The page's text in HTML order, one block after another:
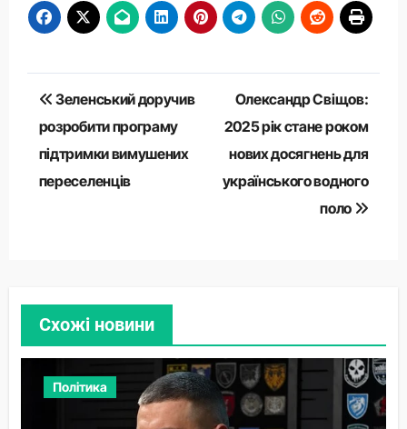
Навігація
записів
Зеленський доручив
розробити програму
підтримки вимушених
переселенців
Олександр Свіщов:
2025 рік стане роком
нових досягнень для
українського водного
поло
Схожі новини
Політика